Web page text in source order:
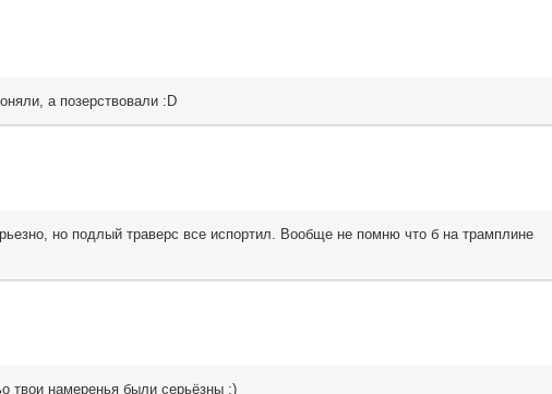
а позерствовали :D
но подлый траверс все испортил. Вообще не помню что б на трамплине
твои намеренья были серьёзны ;)